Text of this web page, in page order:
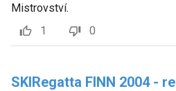
Mistrovství.
1
0
SKIRegatta FINN 2004 -